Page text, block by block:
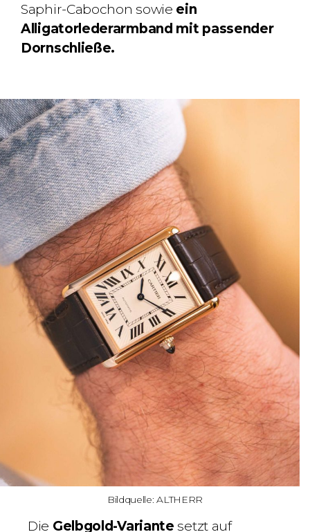
Saphir-Cabochon sowie ein
Alligatorlederarmband mit passender
Dornschließe.
Bildquelle: ALTHERR
Die Gelbgold-Variante setzt auf